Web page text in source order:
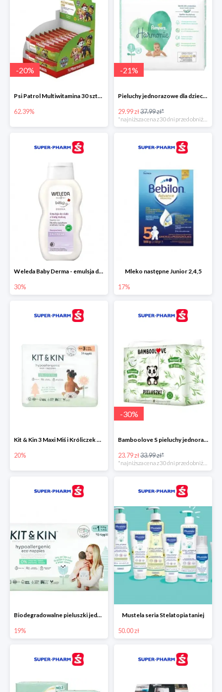
-20%
Psi Patrol Multiwitamina 30 sztuk
62.39%
-21%
Pieluchy jednorazowe dla dzieci Pampers Harmonie
29.99 zł37.99 zł*
Weleda Baby Derma - emulsja do ciała dla niemowląt i dzieci
30%
Mleko następne Junior 2,4,5
17%
Kit & Kin 3 Maxi Miś i Króliczek pieluchy jednorazowe dla dzieci
20%
-30%
Bamboolove S pieluchy jednorazowe
23.79 zł33.99 zł*
Biodegradowalne pieluszki jednorazowe -19%
19%
Mustela seria Stelatopia taniej
50.00 zł